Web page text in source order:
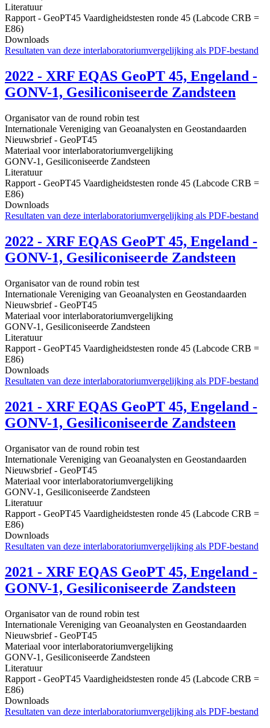
Literatuur
Rapport - GeoPT45 Vaardigheidstesten ronde 45 (Labcode CRB =
E86)
Downloads
Resultaten van deze interlaboratoriumvergelijking als PDF-bestand
2022 - XRF EQAS GeoPT 45, Engeland -
GONV-1, Gesiliconiseerde Zandsteen
Organisator van de round robin test
Internationale Vereniging van Geoanalysten en Geostandaarden
Nieuwsbrief - GeoPT45
Materiaal voor interlaboratoriumvergelijking
GONV-1, Gesiliconiseerde Zandsteen
Literatuur
Rapport - GeoPT45 Vaardigheidstesten ronde 45 (Labcode CRB =
E86)
Downloads
Resultaten van deze interlaboratoriumvergelijking als PDF-bestand
2022 - XRF EQAS GeoPT 45, Engeland -
GONV-1, Gesiliconiseerde Zandsteen
Organisator van de round robin test
Internationale Vereniging van Geoanalysten en Geostandaarden
Nieuwsbrief - GeoPT45
Materiaal voor interlaboratoriumvergelijking
GONV-1, Gesiliconiseerde Zandsteen
Literatuur
Rapport - GeoPT45 Vaardigheidstesten ronde 45 (Labcode CRB =
E86)
Downloads
Resultaten van deze interlaboratoriumvergelijking als PDF-bestand
2021 - XRF EQAS GeoPT 45, Engeland -
GONV-1, Gesiliconiseerde Zandsteen
Organisator van de round robin test
Internationale Vereniging van Geoanalysten en Geostandaarden
Nieuwsbrief - GeoPT45
Materiaal voor interlaboratoriumvergelijking
GONV-1, Gesiliconiseerde Zandsteen
Literatuur
Rapport - GeoPT45 Vaardigheidstesten ronde 45 (Labcode CRB =
E86)
Downloads
Resultaten van deze interlaboratoriumvergelijking als PDF-bestand
2021 - XRF EQAS GeoPT 45, Engeland -
GONV-1, Gesiliconiseerde Zandsteen
Organisator van de round robin test
Internationale Vereniging van Geoanalysten en Geostandaarden
Nieuwsbrief - GeoPT45
Materiaal voor interlaboratoriumvergelijking
GONV-1, Gesiliconiseerde Zandsteen
Literatuur
Rapport - GeoPT45 Vaardigheidstesten ronde 45 (Labcode CRB =
E86)
Downloads
Resultaten van deze interlaboratoriumvergelijking als PDF-bestand